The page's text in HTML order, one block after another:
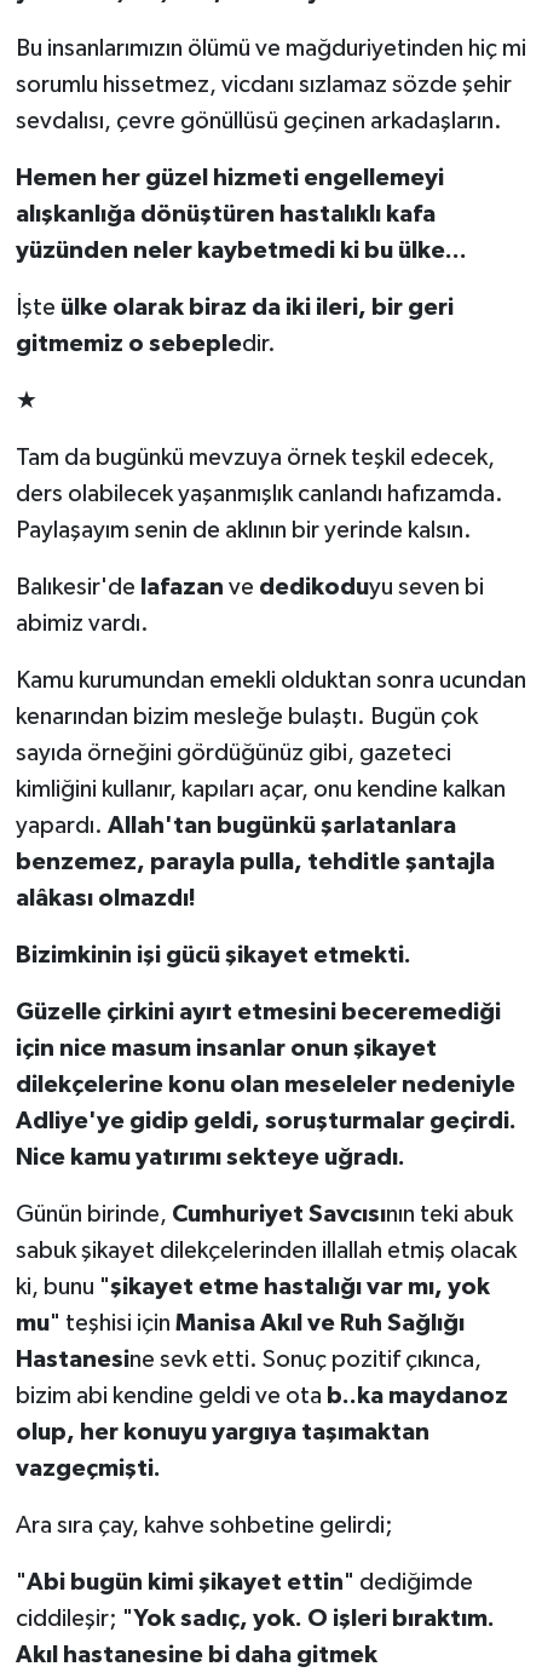
Bu insanlarımızın ölümü ve mağduriyetinden hiç mi
sorumlu hissetmez, vicdanı sızlamaz sözde şehir
sevdalısı, çevre gönüllüsü geçinen arkadaşların.
Hemen her güzel hizmeti engellemeyi
alışkanlığa dönüştüren hastalıklı kafa
yüzünden neler kaybetmedi ki bu ülke...
İşte ülke olarak biraz da iki ileri, bir geri
gitmemiz o sebepledir.
★
Tam da bugünkü mevzuya örnek teşkil edecek,
ders olabilecek yaşanmışlık canlandı hafızamda.
Paylaşayım senin de aklının bir yerinde kalsın.
Balıkesir'de lafazan ve dedikoduyu seven bi
abimiz vardı.
Kamu kurumundan emekli olduktan sonra ucundan
kenarından bizim mesleğe bulaştı. Bugün çok
sayıda örneğini gördüğünüz gibi, gazeteci
kimliğini kullanır, kapıları açar, onu kendine kalkan
yapardı. Allah'tan bugünkü şarlatanlara
benzemez, parayla pulla, tehditle şantajla
alâkası olmazdı!
Bizimkinin işi gücü şikayet etmekti.
Güzelle çirkini ayırt etmesini beceremediği
için nice masum insanlar onun şikayet
dilekçelerine konu olan meseleler nedeniyle
Adliye'ye gidip geldi, soruşturmalar geçirdi.
Nice kamu yatırımı sekteye uğradı.
Günün birinde, Cumhuriyet Savcısının teki abuk
sabuk şikayet dilekçelerinden illallah etmiş olacak
ki, bunu "şikayet etme hastalığı var mı, yok
mu" teşhisi için Manisa Akıl ve Ruh Sağlığı
Hastanesine sevk etti. Sonuç pozitif çıkınca,
bizim abi kendine geldi ve ota b..ka maydanoz
olup, her konuyu yargıya taşımaktan
vazgeçmişti.
Ara sıra çay, kahve sohbetine gelirdi;
"Abi bugün kimi şikayet ettin" dediğimde
ciddileşir; "Yok sadıç, yok. O işleri bıraktım.
Akıl hastanesine bi daha gitmek